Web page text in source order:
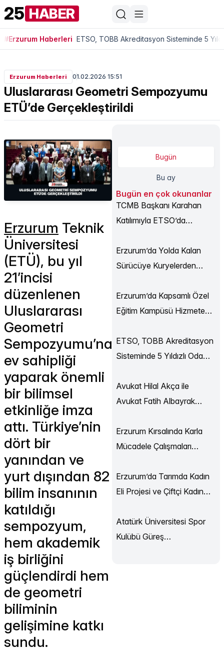
25 HABER
#Erzurum Haberleri ETSO, TOBB Akreditasyon Sisteminde 5
Erzurum Haberleri 01.02.2026 15:51
Uluslararası Geometri Sempozyumu
ETÜ’de Gerçekleştirildi
Erzurum Teknik
Üniversitesi
(ETÜ), bu yıl
21’incisi
düzenlenen
Uluslararası
Geometri
Sempozyumu’na
ev sahipliği
yaparak önemli
bir bilimsel
etkinliğe imza
attı. Türkiye’nin
dört bir
yanından ve
yurt dışından 82
bilim insanının
katıldığı
sempozyum,
hem akademik
iş birliğini
güçlendirdi hem
de geometri
biliminin
gelişimine katkı
sundu.
Bugün
Bu ay
Bugün en çok okunanlar
TCMB Başkanı Karahan
Katılımıyla ETSO’da
Düzenlendi
Erzurum’da Yolda Kalan
Sürücüye Kuryelerden
Erzurum’da Kapsamlı Özel
Eğitim Kampüsü Hizmete
ETSO, TOBB Akreditasyon
Sisteminde 5 Yıldızlı Oda
Avukat Hilal Akça ile
Avukat Fatih Albayrak
Erzurum Kırsalında Karla
Mücadele Çalışmaları
Erzurum’da Tarımda Kadın
Eli Projesi ve Çiftçi Kadın
Atatürk Üniversitesi Spor
Kulübü Güreş